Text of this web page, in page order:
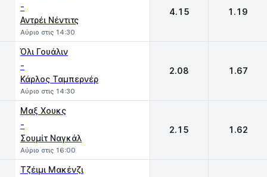
-
Αντρέι Νέντιτς
Αύριο στις 14:30
4.15 1.19
Όλι Γουάλιν
-
Κάρλος Ταμπερνέρ
Αύριο στις 14:30
2.08 1.67
Μαξ Χουκς
-
Σουμίτ Ναγκάλ
Αύριο στις 16:00
2.15 1.62
Τζέιμι Μακένζι